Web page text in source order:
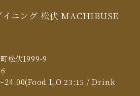
イニング 松伏 MACHIBUSE
松伏1999-9
24:00(Food L.O 23:15 / Drink